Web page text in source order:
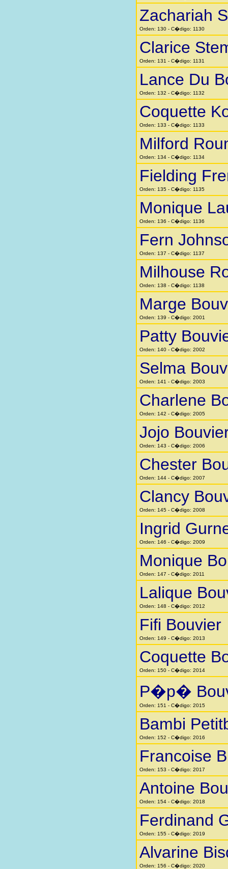
Zachariah
Orden: 130 - C�digo: 1130
Clarice
Orden: 131 - C�digo: 1131
Lance Du
Orden: 132 - C�digo: 1132
Coquette
Orden: 133 - C�digo: 1133
Milford
Orden: 134 - C�digo: 1134
Fielding
Orden: 135 - C�digo: 1135
Monique
Orden: 136 - C�digo: 1136
Fern
Orden: 137 - C�digo: 1137
Milhouse
Orden: 138 - C�digo: 1138
Marge
Orden: 139 - C�digo: 2001
Patty
Orden: 140 - C�digo: 2002
Selma
Orden: 141 - C�digo: 2003
Charlene
Orden: 142 - C�digo: 2005
Jojo
Orden: 143 - C�digo: 2006
Chester
Orden: 144 - C�digo: 2007
Clancy
Orden: 145 - C�digo: 2008
Ingrid
Orden: 146 - C�digo: 2009
Monique
Orden: 147 - C�digo: 2011
Lalique
Orden: 148 - C�digo: 2012
Fifi Bouvier
Orden: 149 - C�digo: 2013
Coquette
Orden: 150 - C�digo: 2014
P�p�
Orden: 151 - C�digo: 2015
Bambi
Orden: 152 - C�digo: 2016
Francoise
Orden: 153 - C�digo: 2017
Antoine
Orden: 154 - C�digo: 2018
Ferdinand
Orden: 155 - C�digo: 2019
Alvarine
Orden: 156 - C�digo: 2020